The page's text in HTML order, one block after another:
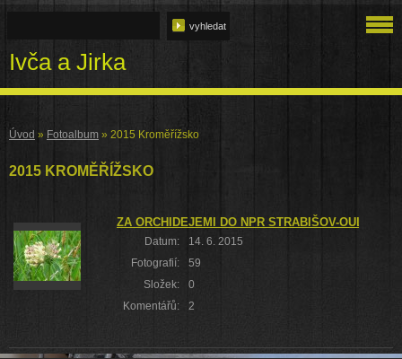
Ivča a Jirka
Úvod » Fotoalbum » 2015 Kroměřížsko
2015 KROMĚŘÍŽSKO
ZA ORCHIDEJEMI DO NPR STRABIŠOV-OULEHLA
Datum:
14. 6. 2015
Fotografií:
59
Složek:
0
Komentářů:
2